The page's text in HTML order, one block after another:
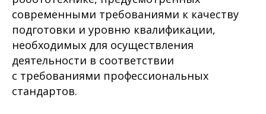
современными требованиями к качеству
подготовки и уровню квалификации,
необходимых для осуществления
деятельности в соответствии
с требованиями профессиональных
стандартов.